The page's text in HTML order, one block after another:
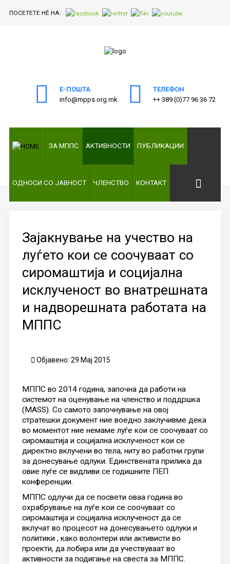
АКТИВНОСТИ
ПУБЛИКАЦИИ
ОДНОСИ
ЧЛЕНСТВО
ПОСЕТЕТЕ НÉ НА:
Е-ПОШТА
info@mpps.org.mk
ТЕЛЕФОН
++ 389 (0)77 96 36 72
ЗА МППС АКТИВНОСТИ ПУБЛИКАЦИИ
ОДНОСИ СО ЈАВНОСТ ЧЛЕНСТВО КОНТАКТ
Зајакнување на учество на
луѓето кои се соочуваат со
сиромаштија и социјална
исклученост во внатрешнaта
и надворешната работата на
МППС
Објавено: 29 Мај 2015
МППС во 2014 година, започна да работи на
системот на оценување на членство и поддршка
(MASS). Со самото започнување на овој
стратешки документ ние воедно заклучивме дека
во моментот ние немаме луѓе кои се соочуваат со
сиромаштија и социјална исклученост кои се
директно вклучени во тела, ниту во работни групи
за донесување одлуки. Единствената прилика да
овие луѓе се видливи се годишните ПЕП
конференции.
МППС одлучи да се посвети оваа година во
охрабрување на луѓе кои се соочуваат со
сиромаштија и социјална исклученост да се
вклучат во процесот на донесувањето одлуки и
политики , како волонтери или активисти во
проекти, да лобира или да учествуваат во
активности за подигање на свеста за МППС.